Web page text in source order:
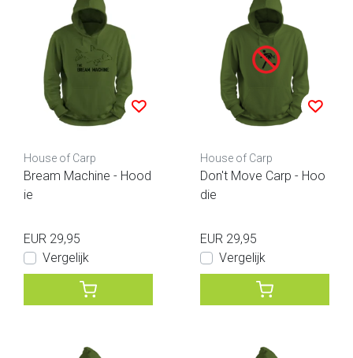
House of Carp
Bream Machine - Hood
ie
EUR 29,95
Vergelijk
House of Carp
Don't Move Carp - Hoo
die
EUR 29,95
Vergelijk